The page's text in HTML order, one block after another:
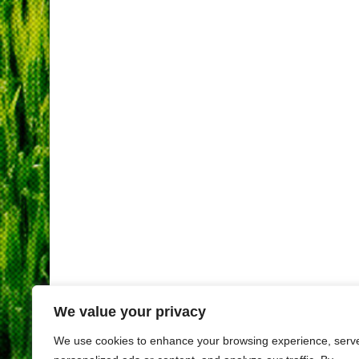
We value your privacy
We use cookies to enhance your browsing experience,